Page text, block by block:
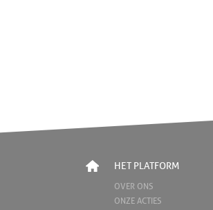
HET PLATFORM
OVER ONS
ONZE ACTIES